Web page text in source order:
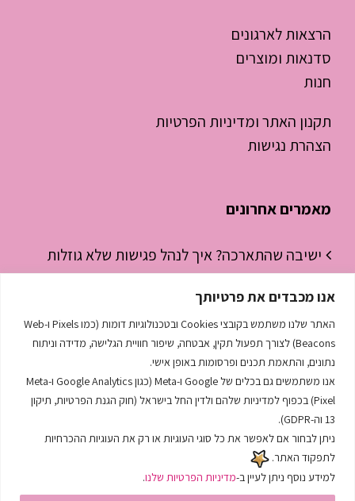
אנו מכבדים את פרטיותך
האתר שלנו משתמש בקובצי Cookies ובטכנולוגיות דומות (כמו Pixels ו-Web
Beacons) לצורך תפעול תקין, אבטחה, שיפור חוויית הגלישה, מדידה וניתוח
נתונים, והתאמת תכנים ופרסומות באופן אישי.
אנו משתמשים גם בכלים של Google ו-Meta (כגון Google Analytics ו-Meta
Pixel) בכפוף למדיניות שלהם ולדין החל בישראל (חוק הגנת הפרטיות, תיקון
13 וה-GDPR).
ניתן לבחור אם לאפשר את כל סוגי העוגיות או רק את העוגיות ההכרחיות
לתפקוד האתר.
למידע נוסף ניתן לעיין ב-מדיניות הפרטיות שלנו.
הרצאות לארגונים
סדנאות ומוצרים
חנות
תקנון האתר ומדיניות הפרטיות
הצהרת נגישות
מאמרים אחרונים
ישיבה שהתארכה? איך לנהל פגישות שלא גוזלות
חצי יום עבודה
ניהול זמן לסטודנטים – איך להפסיק “לכבות
שריפות” ולהתחיל לנהל את היום
השפה הסודית שמנהלת לך את העסק